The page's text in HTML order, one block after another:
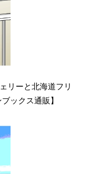
リーと北海道フリ
ックス通販】